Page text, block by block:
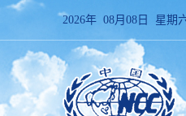
2026年 08月08日 星期